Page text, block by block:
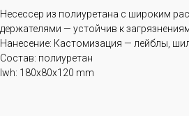
Несессер из полиуретана с широким
держателями — устойчив к
Нанесение: Кастомизация — лейблы,
Состав: полиуретан
lwh: 180x80x120 mm